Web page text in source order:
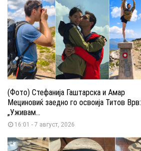
(Фото) Стефанија Гаштарска и Амар
Мециновиќ заедно го освоија Титов Врв:
„Уживам...
16:01 - 7 август, 2026